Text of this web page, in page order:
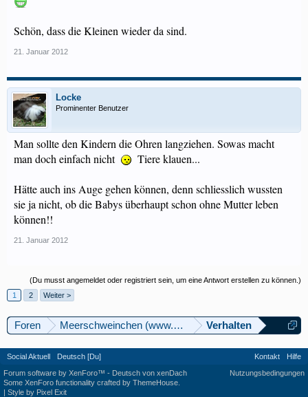
Schön, dass die Kleinen wieder da sind.
21. Januar 2012
Locke
Prominenter Benutzer
Man sollte den Kindern die Ohren langziehen. Sowas macht
man doch einfach nicht
Tiere klauen...
Hätte auch ins Auge gehen können, denn schliesslich wussten
sie ja nicht, ob die Babys überhaupt schon ohne Mutter leben
können!!
21. Januar 2012
(Du musst angemeldet oder registriert sein, um eine Antwort erstellen zu können.)
1
2 Weiter >
Foren Meerschweinchen (www.meerschweinforum.ch)
Verhalten
Social Aktuell Deutsch [Du] Kontakt
Hilfe
Nutzungsbedingungen
Forum software by XenForo™ - Deutsch von xenDach
Some XenForo functionality crafted by ThemeHouse
| Style by Pixel Exit